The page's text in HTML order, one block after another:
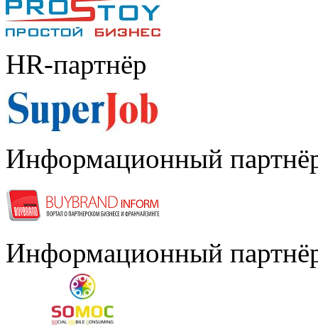
HR-партнёр
Информационный
Информационный